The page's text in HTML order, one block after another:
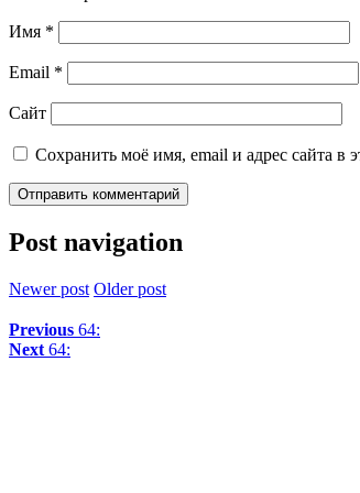
Имя *
Email *
Сайт
Сохранить моё имя, email и адрес сайта в
Post navigation
Newer post Older post
Previous 64:
Next 64: